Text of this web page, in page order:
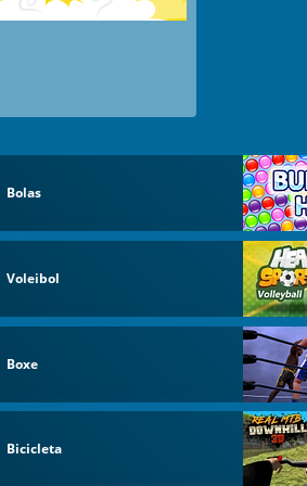
Bolas
Voleibol
Boxe
Bicicleta